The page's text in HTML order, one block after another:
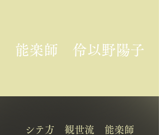
能楽師 伶以野陽子
シテ方 観世流 能楽師